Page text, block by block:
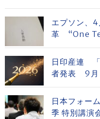
エプソン、
革 “One
日印産連
者発表 9月
日本フォー
季 特別講演